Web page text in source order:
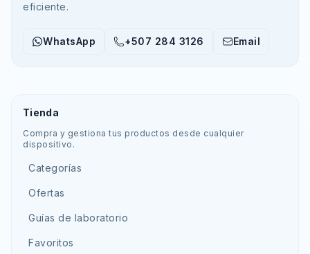
eficiente.
WhatsApp +507 284 3126 Email
Tienda
Compra y gestiona tus productos desde cualquier
dispositivo.
Categorías
Ofertas
Guías de laboratorio
Favoritos